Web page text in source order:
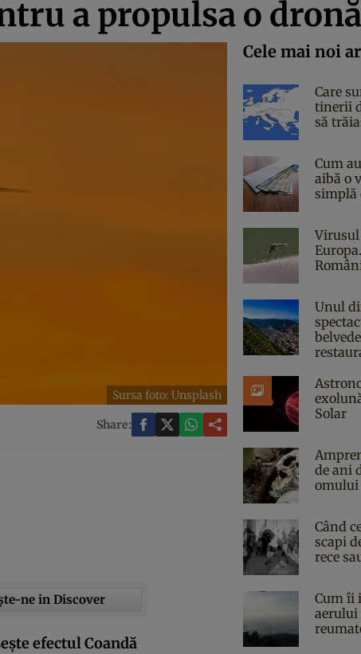
a propulsa o dronă
Sursa foto: Unsplash
Share:
ne in Discover
efectul Coandă
Cele mai noi
Care
tinerii
să
Cum
aibă o
simplă
Virusul
Unul
Solar
de ani
omului
Când
scapi
rece
Cum îi
aerului